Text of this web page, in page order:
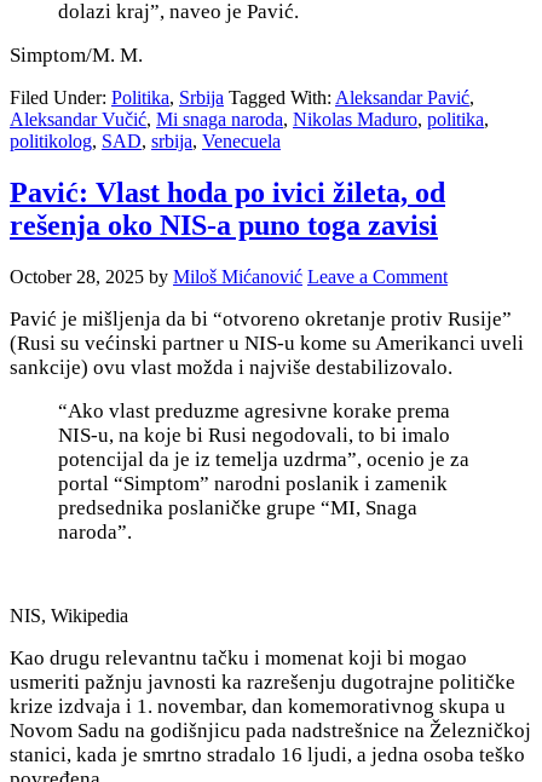
dolazi kraj”, naveo je Pavić.
Simptom/M. M.
Filed Under: Politika, Srbija Tagged With: Aleksandar Pavić,
Aleksandar Vučić, Mi snaga naroda, Nikolas Maduro, politika,
politikolog, SAD, srbija, Venecuela
Pavić: Vlast hoda po ivici žileta, od
rešenja oko NIS-a puno toga zavisi
October 28, 2025 by Miloš Mićanović Leave a Comment
Pavić je mišljenja da bi “otvoreno okretanje protiv Rusije”
(Rusi su većinski partner u NIS-u kome su Amerikanci uveli
sankcije) ovu vlast možda i najviše destabilizovalo.
“Ako vlast preduzme agresivne korake prema
NIS-u, na koje bi Rusi negodovali, to bi imalo
potencijal da je iz temelja uzdrma”, ocenio je za
portal “Simptom” narodni poslanik i zamenik
predsednika poslaničke grupe “MI, Snaga
naroda”.
NIS, Wikipedia
Kao drugu relevantnu tačku i momenat koji bi mogao
usmeriti pažnju javnosti ka razrešenju dugotrajne političke
krize izdvaja i 1. novembar, dan komemorativnog skupa u
Novom Sadu na godišnjicu pada nadstrešnice na Železničkoj
stanici, kada je smrtno stradalo 16 ljudi, a jedna osoba teško